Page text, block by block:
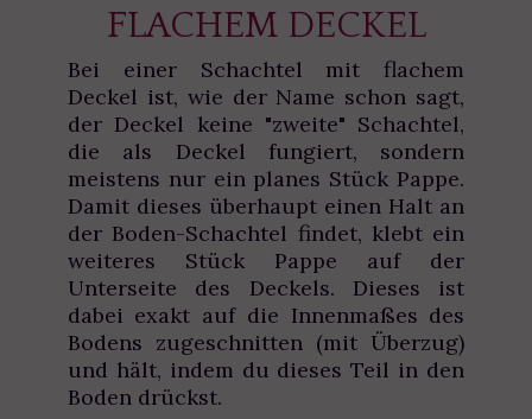
FLACHEM DECKEL
Bei einer Schachtel mit flachem
Deckel ist, wie der Name schon sagt,
der Deckel keine "zweite" Schachtel,
die als Deckel fungiert, sondern
meistens nur ein planes Stück Pappe.
Damit dieses überhaupt einen Halt an
der Boden-Schachtel findet, klebt ein
weiteres Stück Pappe auf der
Unterseite des Deckels. Dieses ist
dabei exakt auf die Innenmaßes des
Bodens zugeschnitten (mit Überzug)
und hält, indem du dieses Teil in den
Boden drückst.